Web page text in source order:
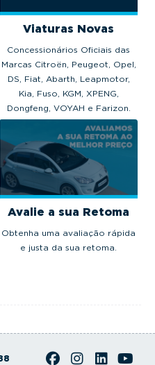
Viaturas Novas
Concessionários Oficiais das
Marcas Citroën, Peugeot, Opel,
DS, Fiat, Abarth, Leapmotor,
Kia, Fuso, KGM, XPENG,
Dongfeng, VOYAH e Farizon.
Avalie a sua Retoma
Obtenha uma avaliação rápida
e justa da sua retoma.